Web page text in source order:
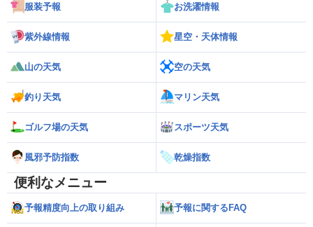
服装予報 お洗濯情報
紫外線情報 星空・天体情報
山の天気 空の天気
釣り天気 マリン天気
ゴルフ場の天気 スポーツ天気
風邪予防指数 乾燥指数
便利なメニュー
予報精度向上の取り組み 予報に関するFAQ